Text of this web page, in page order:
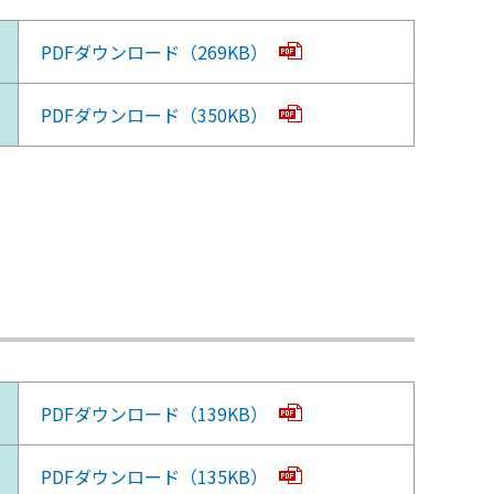
PDFダウンロード（269KB）
PDFダウンロード（350KB）
PDFダウンロード（139KB）
PDFダウンロード（135KB）